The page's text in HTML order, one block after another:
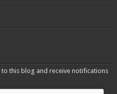
this blog and receive notifications